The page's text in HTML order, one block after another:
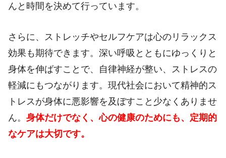
んと時間を決めて行っています。
さらに、ストレッチやセルフケアは心のリラックス
効果も期待できます。深い呼吸とともにゆっくりと
身体を伸ばすことで、自律神経が整い、ストレスの
軽減にもつながります。現代社会において精神的ス
トレスが身体に悪影響を及ぼすこと少なくありませ
ん。 身体だけでなく、心の健康のためにも、定期的
なケアは大切です。